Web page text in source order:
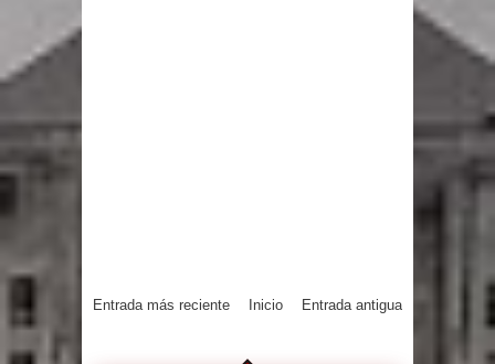
Entrada más reciente Entrada antigua
Inicio